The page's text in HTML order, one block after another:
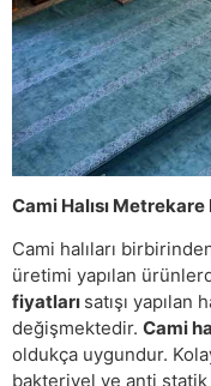
Cami Halısı Metrekare
Cami halıları
üretimi yapılan
fiyatları satışı yapılan
değişmektedir. Cami
oldukça uygundur.
bakteriyel ve anti statik